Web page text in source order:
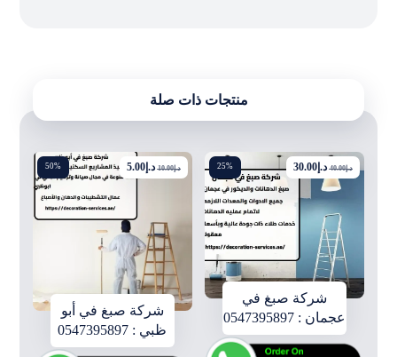
منتجات ذات صلة
25%
شركة صبغ في
عجمان : 0547395897
د.إ40.00 د.إ30.00
50%
شركة صبغ في أبو
ظبي : 0547395897
د.إ10.00 د.إ5.00